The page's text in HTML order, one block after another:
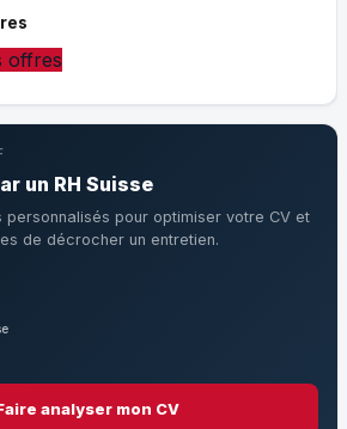
offres
un RH Suisse
personnalisés pour optimiser votre CV et
de décrocher un entretien.
analyser mon CV